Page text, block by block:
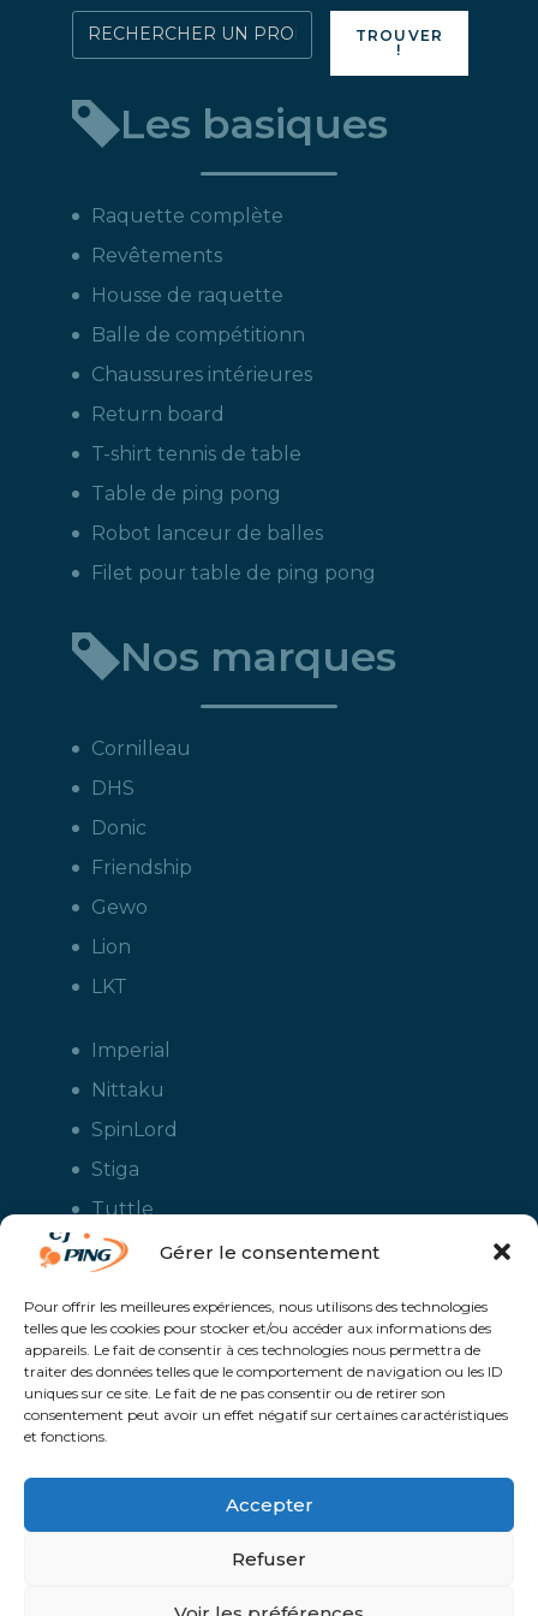
Gérer le consentement
Pour offrir les meilleures expériences, nous utilisons des technologies
telles que les cookies pour stocker et/ou accéder aux informations des
appareils. Le fait de consentir à ces technologies nous permettra de
traiter des données telles que le comportement de navigation ou les ID
uniques sur ce site. Le fait de ne pas consentir ou de retirer son
consentement peut avoir un effet négatif sur certaines caractéristiques
et fonctions.
Accepter
Refuser
Rechercher
directement
produit
:
TROUVER
!
Les basiques
Raquette complète
Revêtements
Housse de raquette
Balle de compétitionn
Chaussures intérieures
Return board
T-shirt tennis de table
Table de ping pong
Robot lanceur de balles
Filet pour table de ping pong
Nos marques
Cornilleau
DHS
Donic
Friendship
Gewo
Lion
LKT
Imperial
Nittaku
SpinLord
Stiga
Tuttle
Xiom
le tennis de table - Boutique en ligne ouverte aux clubs de ping pong,
aux écoles et aux pongistes amateurs - Raquettes de ping pong, sacs,
housses, chaussures, balles, tables de ping pong, colles, nettoyants,
Un service proposé parSolaris @Proximité - Création de site internet à